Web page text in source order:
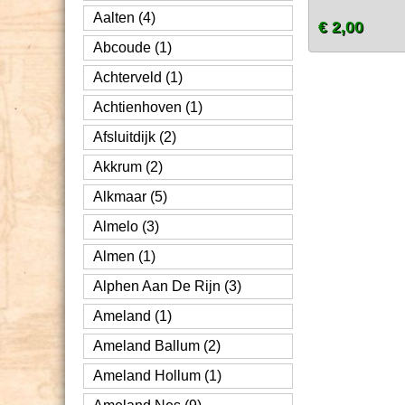
Aalten (4)
Abcoude (1)
Achterveld (1)
Achtienhoven (1)
Afsluitdijk (2)
Akkrum (2)
Alkmaar (5)
Almelo (3)
Almen (1)
Alphen Aan De Rijn (3)
Ameland (1)
Ameland Ballum (2)
Ameland Hollum (1)
€ 2,00